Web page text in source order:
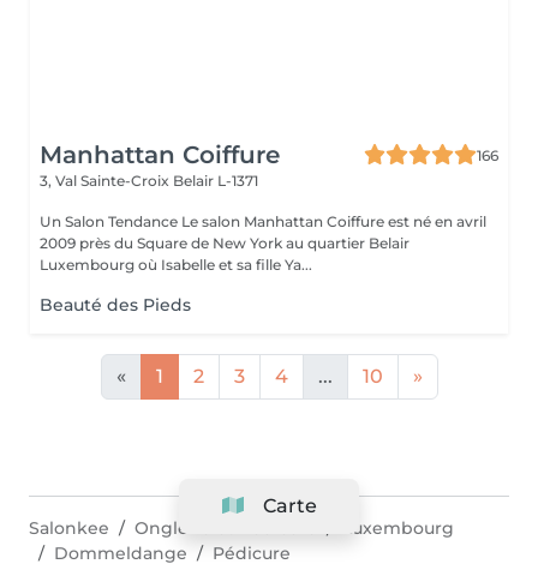
Manhattan Coiffure
166
3, Val Sainte-Croix Belair L-1371
Un Salon Tendance Le salon Manhattan Coiffure est né en avril
2009 près du Square de New York au quartier Belair
Luxembourg où Isabelle et sa fille Ya...
Beauté des Pieds
« 1 2 3 4 ... 10 »
Carte
Salonkee Onglerie et Pédicure
Luxembourg
Dommeldange
Pédicure